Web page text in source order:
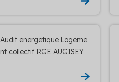
Audit energetique Logeme
nt collectif RGE AUGISEY